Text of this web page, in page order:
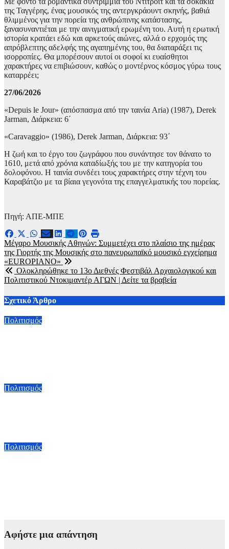
της Ταγγέρης, ένας μουσικός της αντεργκράουντ σκηνής, βαθιά
θλιμμένος για την πορεία της ανθρώπινης κατάστασης,
ξανασυναντιέται με την αινιγματική ερωμένη του. Αυτή η ερωτική
ιστορία κρατάει εδώ και αρκετούς αιώνες, αλλά ο ερχομός της
απρόβλεπτης αδελφής της αγαπημένης του, θα διαταράξει τις
ισορροπίες. Θα μπορέσουν αυτοί οι σοφοί κι ευαίσθητοι
χαρακτήρες να επιβιώσουν, καθώς ο μοντέρνος κόσμος γύρω τους
καταρρέει;
27/06/2026
«Depuis le Jour» (απόσπασμα από την ταινία Aria) (1987), Derek
Jarman, Διάρκεια: 6΄
«Caravaggio» (1986), Derek Jarman, Διάρκεια: 93΄
Η ζωή και το έργο του ζωγράφου που συνάντησε τον θάνατο το
1610, μετά από χρόνια καταδίωξής του με την κατηγορία του
δολοφόνου. Η ταινία συνδέει τους χαρακτήρες στην τέχνη του
Καραβάτζιο με τα βίαια γεγονότα της επαγγελματικής του πορείας.
Πηγή: ΑΠΕ-ΜΠΕ
Πλοήγηση
άρθρων
Μέγαρο Μουσικής Αθηνών: Συμμετέχει στο πλαίσιο της ημέρας
της Γιορτής της Μουσικής στο πανευρωπαϊκό μουσικό εγχείρημα
«EUROPIANO»
Ολοκληρώθηκε το 13ο Διεθνές Φεστιβάλ Αρχαιολογικού και
Πολιτιστικού Ντοκιμαντέρ ΑΓΩΝ | Δείτε τα βραβεία
Σχετικό Άρθρο
Πολιτισμός
Πολιτισμός
Πολιτισμός
Αφήστε μια απάντηση